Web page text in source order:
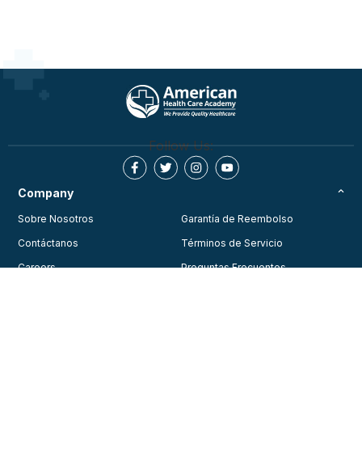
Follow Us:
Company
Sobre Nosotros
Contáctanos
Careers
Garantía de Reembolso
Términos de Servicio
Preguntas Frecuentes